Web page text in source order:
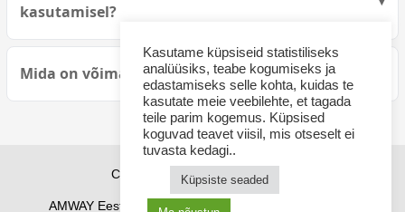
kasutamisel?
Mida on võimalik saavutada Artistry toodetega?
Copyright © 2026 sponsor21.ee
AMWAY Eestis AMWAY tooted
Kasutame küpsiseid statistiliseks
analüüsiks, teabe kogumiseks ja
edastamiseks selle kohta, kuidas te
kasutate meie veebilehte, et tagada
teile parim kogemus. Küpsised
koguvad teavet viisil, mis otseselt ei
tuvasta kedagi..
Küpsiste seaded